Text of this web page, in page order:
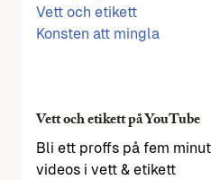
Vett och etikett
Konsten att mingla
Vett och etikett på YouTube
Bli ett proffs på fem
videos i vett & etikett